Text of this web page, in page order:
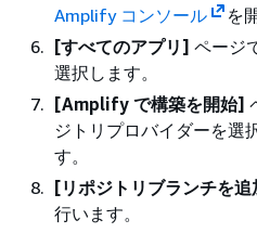
Amplify コンソール
を
[すべてのアプリ] ページ
選択します。
[Amplify で構築を開始]
ジトリプロバイダーを選
す。
[リポジトリブランチを追
行います。